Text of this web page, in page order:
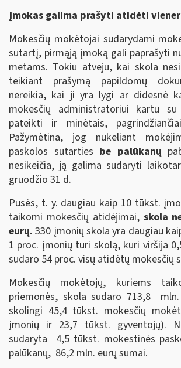
Įmokas galima prašyti atidėti
Mokesčių mokėtojai sudarydami
sutartį, pirmąją įmoką gali paprašyti
metams. Tokiu atveju, kai skola
teikiant prašymą papildomų
nereikia, kai ji yra lygi ar didesnė
mokesčių administratoriui kartu
pateikti ir minėtais,
Pažymėtina, jog nukeliant
paskolos sutarties be palūkanų
nesikeičia, ją galima sudaryti
gruodžio 31 d.
Pusės, t. y. daugiau kaip 10 tūkst.
taikomi mokesčių atidėjimai, skola
eurų. 330 įmonių skola yra daugiau
1 proc. įmonių turi skolą, kuri viršija
sudaro 54 proc. visų atidėtų mokesčių
Mokesčių mokėtojų, kuriems
priemonės, skola sudaro 713,8
skolingi 45,4 tūkst. mokesčių
įmonių ir 23,7 tūkst. gyventojų).
sudaryta 4,5 tūkst. mokestinės
palūkanų, 86,2 mln. eurų sumai.